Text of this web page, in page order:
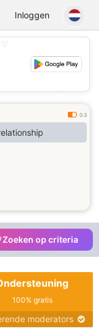
Inloggen
💕
0.3
Zoeken op criteria
100% gratis
moderators